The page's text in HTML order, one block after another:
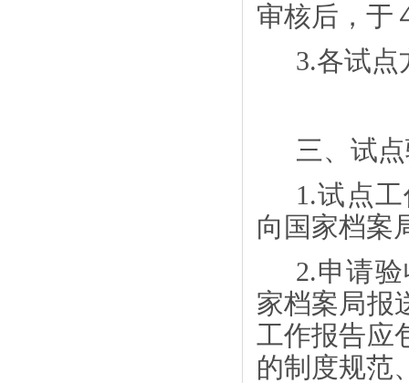
审核后，于
3.各试点
三、试
1.试点
向国家档案
2.申请
家档案局报
工作报告应
的制度规范